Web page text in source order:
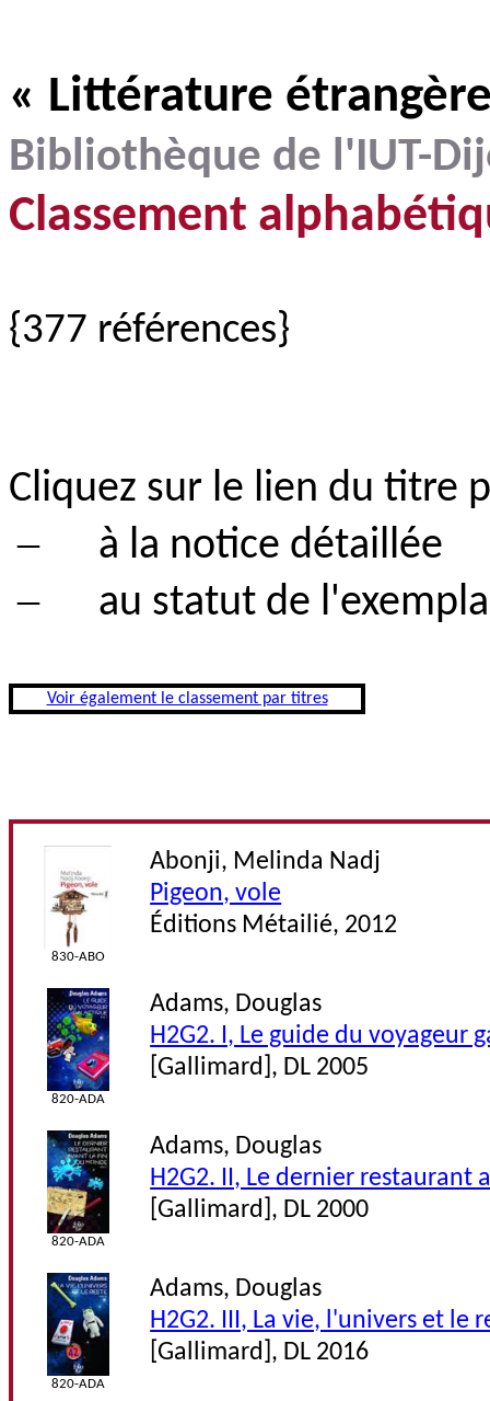
« Littérature
Bibliothèque de l'IUT-
Classement
{377 références}
Cliquez sur le lien du titre
– à la notice détaillée
– au statut de
Voir également le classement par titres
830-ABO
Abonji, Melinda Nadj
Pigeon, vole
Éditions Métailié, 2012
820-ADA
Adams, Douglas
H2G2. I, Le guide du voyageur
[Gallimard], DL 2005
820-ADA
Adams, Douglas
H2G2. II, Le dernier restaurant
[Gallimard], DL 2000
820-ADA
Adams, Douglas
H2G2. III, La vie, l'univers et le
[Gallimard], DL 2016